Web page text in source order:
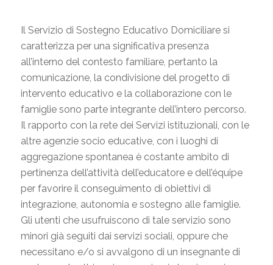
Il Servizio di Sostegno Educativo Domiciliare si
caratterizza per una significativa presenza
all’interno del contesto familiare, pertanto la
comunicazione, la condivisione del progetto di
intervento educativo e la collaborazione con le
famiglie sono parte integrante dell’intero percorso.
Il rapporto con la rete dei Servizi istituzionali, con le
altre agenzie socio educative, con i luoghi di
aggregazione spontanea è costante ambito di
pertinenza dell’attività dell’educatore e dell’équipe
per favorire il conseguimento di obiettivi di
integrazione, autonomia e sostegno alle famiglie.
Gli utenti che usufruiscono di tale servizio sono
minori già seguiti dai servizi sociali, oppure che
necessitano e/o si avvalgono di un insegnante di